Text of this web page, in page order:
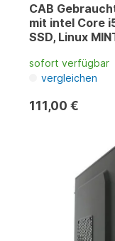
CAB
mit intel Core
SSD, Linux
sofort verfügbar
vergleichen
111,00 €